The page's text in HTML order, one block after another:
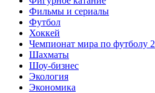
Фильмы и сериалы
Футбол
Хоккей
Чемпионат мира по футболу
Шахматы
Шоу-бизнес
Экология
Экономика